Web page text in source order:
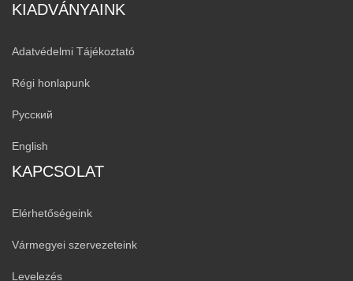
KIADVÁNYAINK
Adatvédelmi Tájékoztató
Régi honlapunk
Русский
English
KAPCSOLAT
Elérhetőségeink
Vármegyei szervezeteink
Levelezés